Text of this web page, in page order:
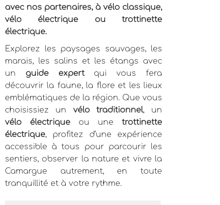
avec nos partenaires, à vélo classique,
vélo électrique ou trottinette
électrique.
Explorez les paysages sauvages, les
marais, les salins et les étangs avec
un guide expertqui vous fera
découvrir la faune, la flore et les lieux
emblématiques de la région. Que vous
choisissiez un vélo traditionnel, un
vélo électrique ou une trottinette
électrique, profitez d’une expérience
accessible à tous pour parcourir les
sentiers, observer la nature et vivre la
Camargue autrement, en toute
tranquillité et à votre rythme.